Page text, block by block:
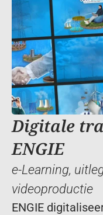
Digitale
ENGIE
e-Learning,
videoproductie
ENGIE